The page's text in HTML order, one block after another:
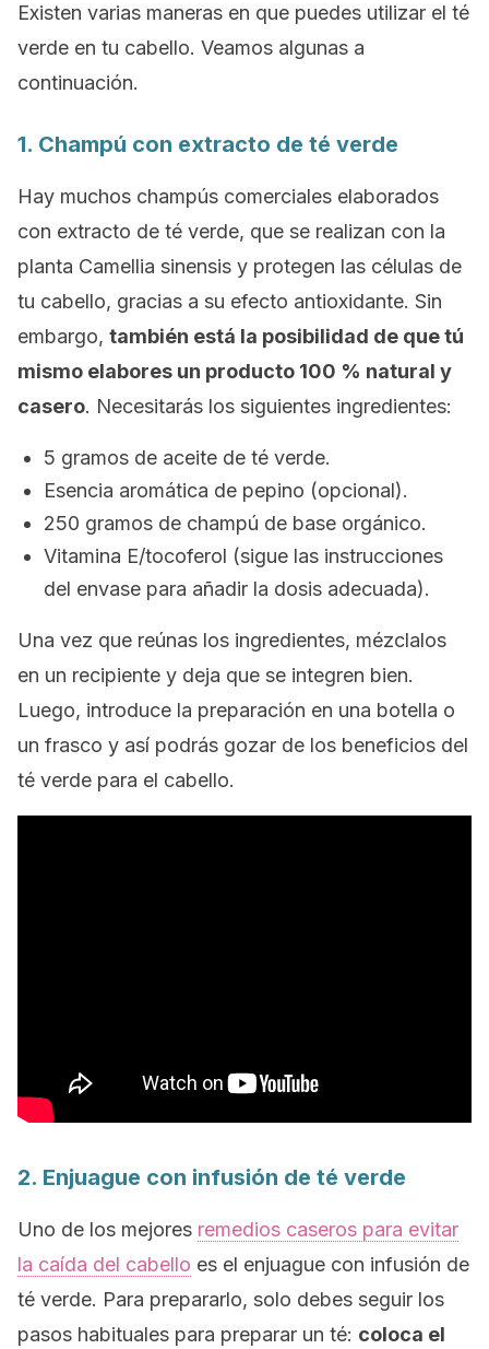
Existen varias maneras en que puedes utilizar el té
verde en tu cabello. Veamos algunas a
continuación.
1. Champú con extracto de té verde
Hay muchos champús comerciales elaborados
con extracto de té verde, que se realizan con la
planta Camellia sinensis y protegen las células de
tu cabello, gracias a su efecto antioxidante. Sin
embargo, también está la posibilidad de que tú
mismo elabores un producto 100 % natural y
casero. Necesitarás los siguientes ingredientes:
5 gramos de aceite de té verde.
Esencia aromática de pepino (opcional).
250 gramos de champú de base orgánico.
Vitamina E/tocoferol (sigue las instrucciones
del envase para añadir la dosis adecuada).
Una vez que reúnas los ingredientes, mézclalos
en un recipiente y deja que se integren bien.
Luego, introduce la preparación en una botella o
un frasco y así podrás gozar de los beneficios del
té verde para el cabello.
2. Enjuague con infusión de té verde
Uno de los mejores remedios caseros para evitar
la caída del cabello es el enjuague con infusión de
té verde. Para prepararlo, solo debes seguir los
pasos habituales para preparar un té: coloca el